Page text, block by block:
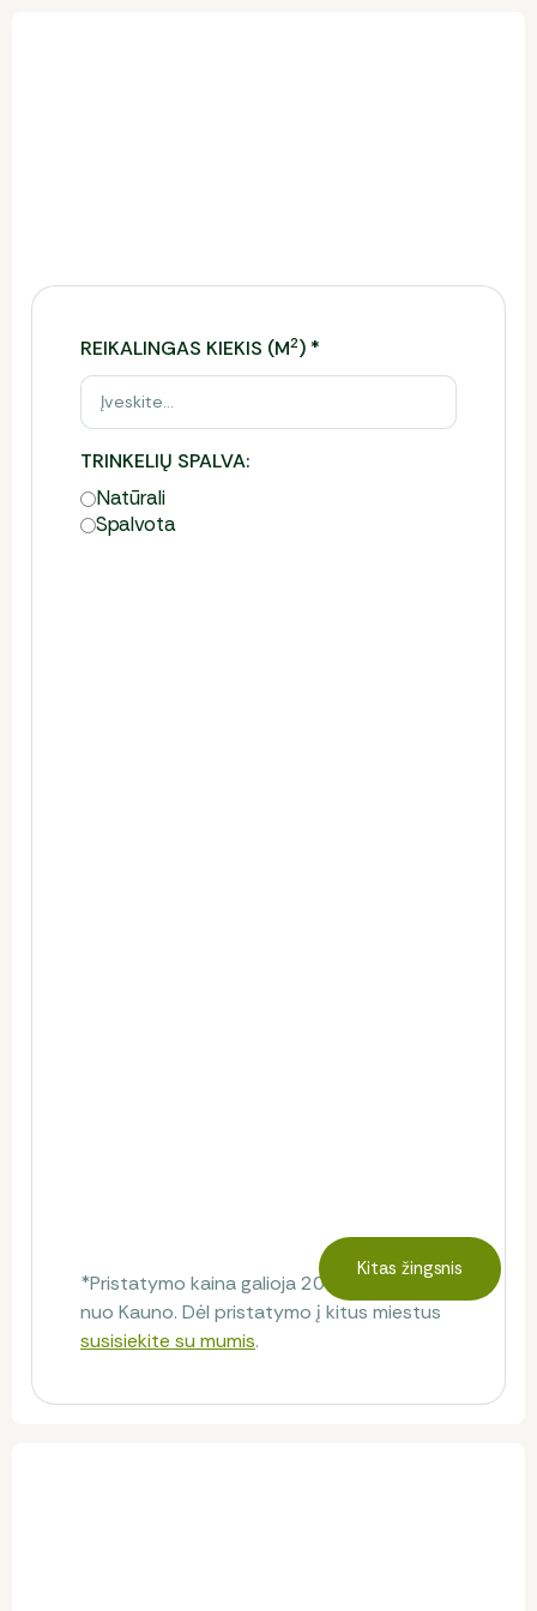
REIKALINGAS KIEKIS (M2)*
TRINKELIŲ SPALVA:
Natūrali
Spalvota
Kitas žingsnis
*Pristatymo kaina galioja 20 km spinduliu
nuo Kauno. Dėl pristatymo į kitus miestus
susisiekite su mumis.